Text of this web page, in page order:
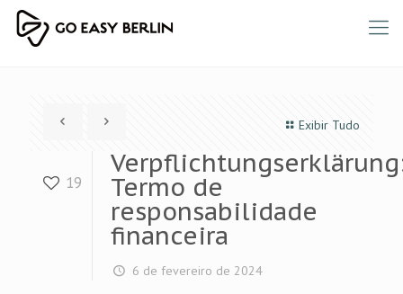
Exibir Tudo
19 Termo de
responsabilidade
financeira
6 de fevereiro de 2024